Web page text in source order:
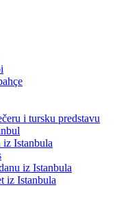
i tursku predstavu
iz Istanbula
iz Istanbula
iz Istanbula